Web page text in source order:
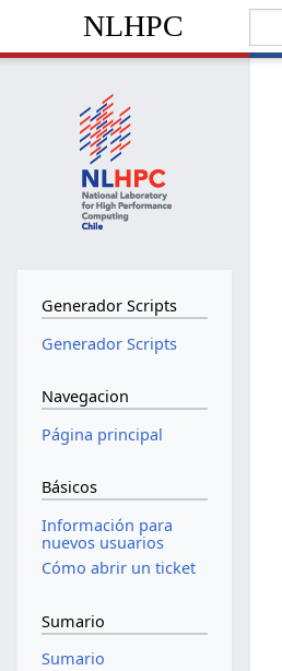
NLHPC
Generador Scripts
Generador Scripts
Navegacion
Página principal
Básicos
Información para
nuevos usuarios
Cómo abrir un ticket
Sumario
Sumario